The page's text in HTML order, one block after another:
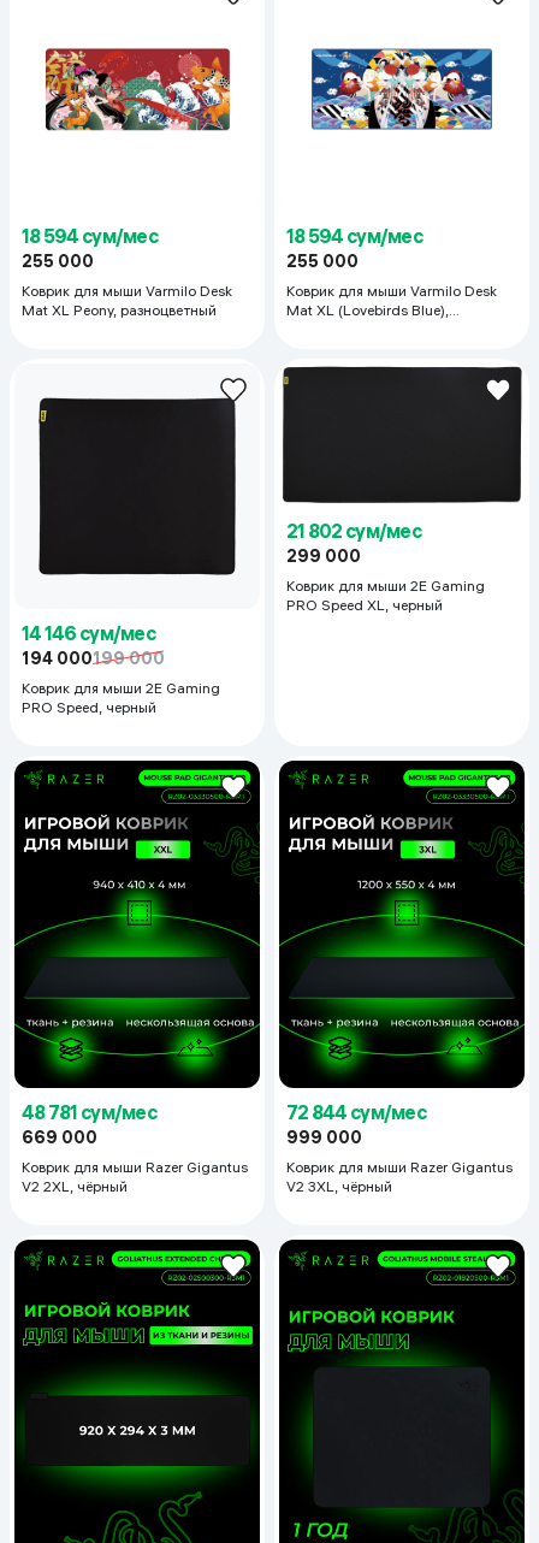
18 594 сум/мес
255 000
Коврик для мыши Varmilo Desk
Mat XL Peony, разноцветный
18 594 сум/мес
255 000
Коврик для мыши Varmilo Desk
Mat XL (Lovebirds Blue),
14 146 сум/мес
194 000199 000
Коврик для мыши 2E Gaming
PRO Speed, черный
21 802 сум/мес
299 000
Коврик для мыши 2E Gaming
PRO Speed XL, черный
48 781 сум/мес
669 000
Коврик для мыши Razer Gigantus
V2 2XL, чёрный
72 844 сум/мес
999 000
Коврик для мыши Razer Gigantus
V2 3XL, чёрный